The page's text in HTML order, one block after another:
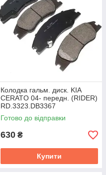
Колодка гальм. диск. KIA
CERATO 04- передн. (RIDER)
RD.3323.DB3367
Готово до відправки
630 ₴
Купити